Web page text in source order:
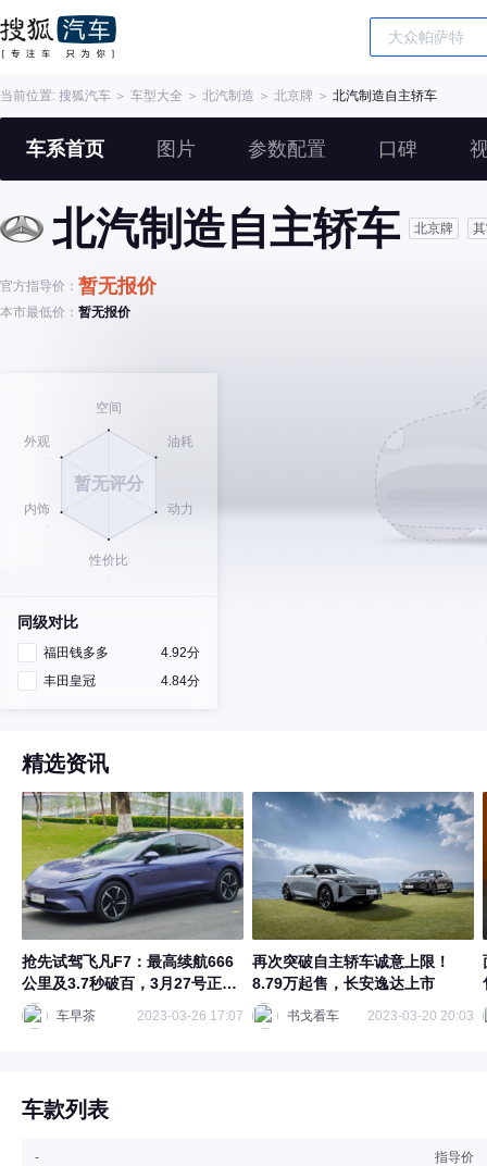
当前位置: 搜狐汽车 ＞ 车型大全 ＞ 北汽制造 ＞ 北京牌 ＞ 北汽制造自主轿车
车系首页 图片 参数配置 口碑
北汽制造自主轿车 北京牌
官方指导价： 暂无报价
本市最低价： 暂无报价
同级对比
福田钱多多
4.92分
丰田皇冠
4.84分
精选资讯
抢先试驾飞凡F7：最高续航666
公里及3.7秒破百，3月27号正式
上市
车早茶 2023-03-26 17:07
再次突破自主轿车诚意上限！
8.79万起售，长安逸达上市
书戈看车 2023-03-20 20:03
车款列表
- 指导价